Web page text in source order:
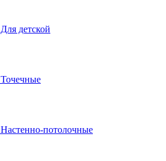
Для детской
Точечные
Настенно-потолочные